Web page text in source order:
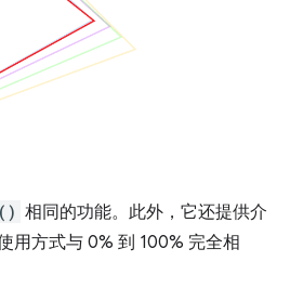
相同的功能。此外，它还提供介
用方式与 0% 到 100% 完全相